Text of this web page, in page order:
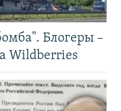
Блогеры –
Wildberries